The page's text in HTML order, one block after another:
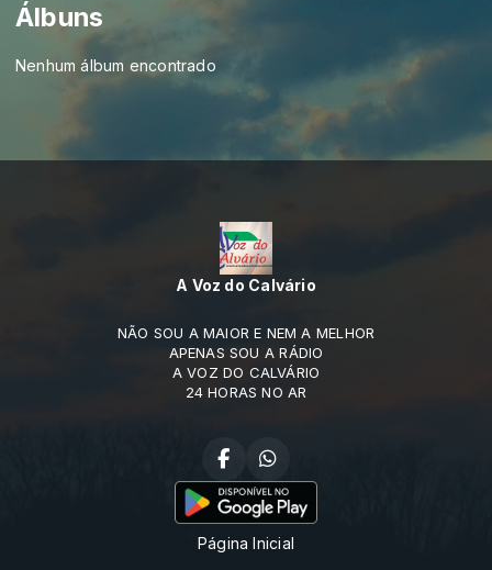
Álbuns
Nenhum álbum encontrado
A Voz do Calvário
NÃO SOU A MAIOR E NEM A MELHOR
APENAS SOU A RÁDIO
A VOZ DO CALVÁRIO
24 HORAS NO AR
Página Inicial